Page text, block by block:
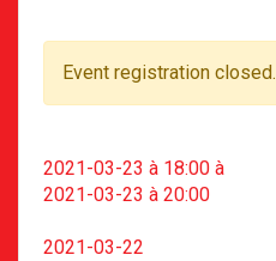
Event registration closed.
2021-03-23 à 18:00 à
2021-03-23 à 20:00
2021-03-22